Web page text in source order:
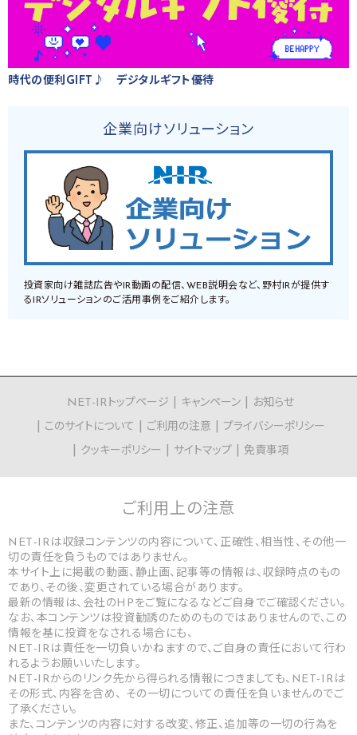
時代の便利GIFT♪ デジタルギフト優待
企業向けソリューション
投資家向け雑誌広告やIR動画の配信、WEB説明会など、野村IRが提供す
るIRソリューションのご活用事例をご紹介します。
NET-IRトップページ キャンペーン
お知らせ
このサイトについて
ご利用の注意
プライバシーポリシー
クッキーポリシー
サイトマップ 免責事項
ご利用上の注意
NET-IRは収録コンテンツの内容について、正確性、相当性、その他一
切の責任を負うものではありません。
本サイト上に掲載の動画、静止画、記事等の情報は、収録時点のもの
であり、その後、変更されている場合があります。
最新の情報は、会社のHPをご覧になるなどご自身でご確認ください。
なお、本コンテンツは投資勧誘のためのものではありませんので、この
情報を基に投資をなされる場合にも、
NET-IRは責任を一切負いかねますので、ご自身の責任において行わ
れるようお願いいたします。
NET-IRからのリンク先から得られる情報につきましても、NET-IRは
その形式、内容を含め、 その一切についての責任を負いませんのでご
了承ください。
また、コンテンツの内容に対する改変、修正、追加等の一切の行為を